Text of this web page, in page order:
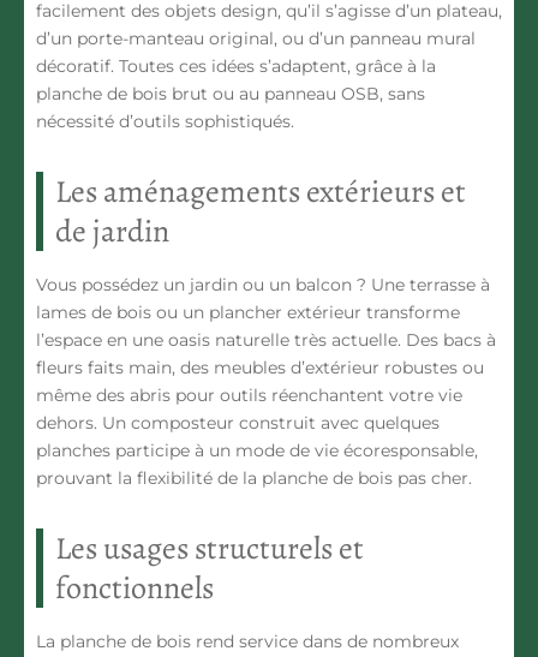
facilement des objets design, qu’il s’agisse d’un plateau,
d’un porte-manteau original, ou d’un panneau mural
décoratif. Toutes ces idées s’adaptent, grâce à la
planche de bois brut ou au panneau OSB, sans
nécessité d’outils sophistiqués.
Les aménagements extérieurs et
de jardin
Vous possédez un jardin ou un balcon ? Une terrasse à
lames de bois ou un plancher extérieur transforme
l’espace en une oasis naturelle très actuelle. Des bacs à
fleurs faits main, des meubles d’extérieur robustes ou
même des abris pour outils réenchantent votre vie
dehors. Un composteur construit avec quelques
planches participe à un mode de vie écoresponsable,
prouvant la flexibilité de la planche de bois pas cher.
Les usages structurels et
fonctionnels
La planche de bois rend service dans de nombreux